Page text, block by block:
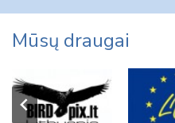
Mūsų draugai